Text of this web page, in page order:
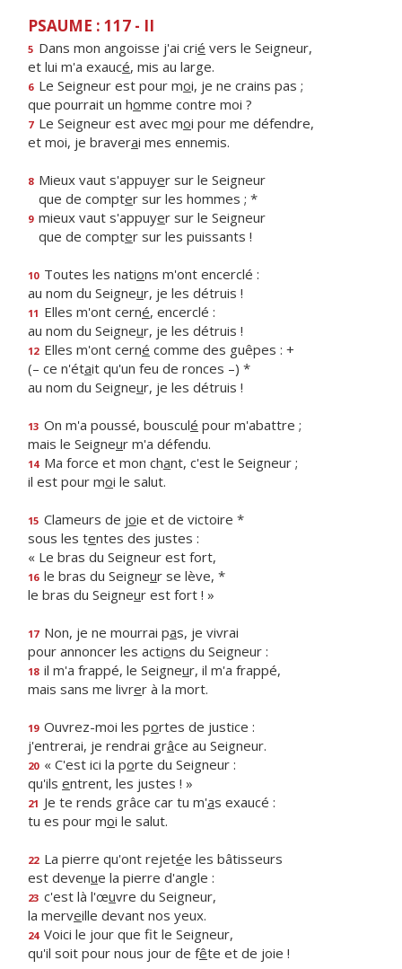
PSAUME : 117 - II
5 Dans mon angoisse j'ai crié vers le Seigneur,
et lui m'a exaucé, mis au large.
6 Le Seigneur est pour moi, je ne crains pas ;
que pourrait un homme contre moi ?
7 Le Seigneur est avec moi pour me défendre,
et moi, je braverai mes ennemis.
8 Mieux vaut s'appuyer sur le Seigneur
que de compter sur les hommes ; *
9 mieux vaut s'appuyer sur le Seigneur
que de compter sur les puissants !
10 Toutes les nations m'ont encerclé :
au nom du Seigneur, je les détruis !
11 Elles m'ont cerné, encerclé :
au nom du Seigneur, je les détruis !
12 Elles m'ont cerné comme des guêpes : +
(– ce n'était qu'un feu de ronces –) *
au nom du Seigneur, je les détruis !
13 On m'a poussé, bousculé pour m'abattre ;
mais le Seigneur m'a défendu.
14 Ma force et mon chant, c'est le Seigneur ;
il est pour moi le salut.
15 Clameurs de joie et de victoire *
sous les tentes des justes :
« Le bras du Seigneur est fort,
16 le bras du Seigneur se lève, *
le bras du Seigneur est fort ! »
17 Non, je ne mourrai pas, je vivrai
pour annoncer les actions du Seigneur :
18 il m'a frappé, le Seigneur, il m'a frappé,
mais sans me livrer à la mort.
19 Ouvrez-moi les portes de justice :
j'entrerai, je rendrai grâce au Seigneur.
20 « C'est ici la porte du Seigneur :
qu'ils entrent, les justes ! »
21 Je te rends grâce car tu m'as exaucé :
tu es pour moi le salut.
22 La pierre qu'ont rejetée les bâtisseurs
est devenue la pierre d'angle :
23 c'est là l'œuvre du Seigneur,
la merveille devant nos yeux.
24 Voici le jour que ft le Seigneur,
qu'il soit pour nous jour de fête et de joie !